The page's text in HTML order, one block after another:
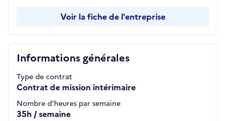
Informations générales
Type de contrat
Contrat de mission intérimaire
Nombre d'heures par semaine
35h / semaine
Voir la fiche de l'entreprise